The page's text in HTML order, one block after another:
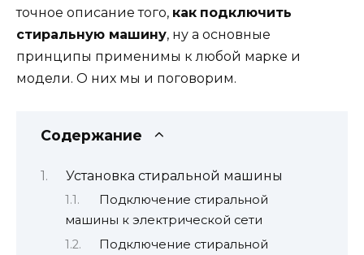
точное описание того, как подключить
стиральную машину, ну а основные
принципы применимы к любой марке и
модели. О них мы и поговорим.
Содержание
Установка стиральной машины
Подключение стиральной
машины к электрической сети
Подключение стиральной